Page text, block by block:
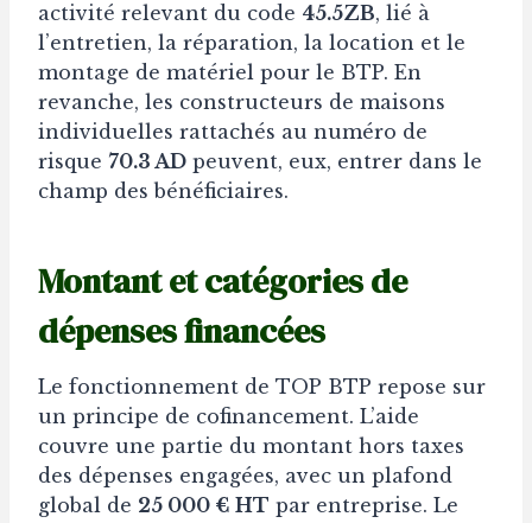
activité relevant du code 45.5ZB, lié à
l’entretien, la réparation, la location et le
montage de matériel pour le BTP. En
revanche, les constructeurs de maisons
individuelles rattachés au numéro de
risque 70.3 AD peuvent, eux, entrer dans le
champ des bénéficiaires.
Montant et catégories de
dépenses financées
Le fonctionnement de TOP BTP repose sur
un principe de cofinancement. L’aide
couvre une partie du montant hors taxes
des dépenses engagées, avec un plafond
global de 25 000 € HT par entreprise. Le